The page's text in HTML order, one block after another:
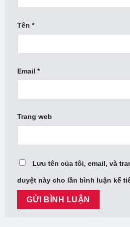
Tên *
Email *
Trang web
Lưu tên của tôi, email, và
duyệt này cho lần bình luận kế